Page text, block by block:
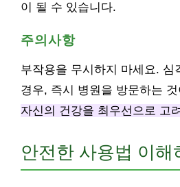
이 될 수 있습니다.
주의사항
부작용을 무시하지 마세요. 심
경우, 즉시 병원을 방문하는
자신의 건강을 최우선으로 고려
안전한 사용법 이해